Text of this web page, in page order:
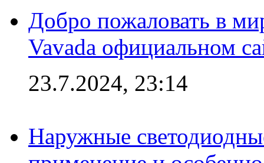
Добро пожаловать в
Vavada официальном
23.7.2024, 23:14
Наружные